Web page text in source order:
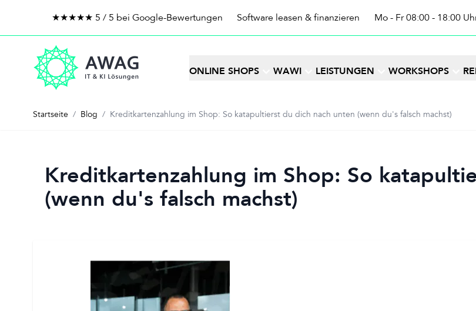
★★★★★ 5 / 5 bei Google-Bewertungen Software leasen & finanzieren Mo - Fr 08:00 - 18:00
Zum Inhalt springen
ONLINE SHOPS WAWI LEISTUNGEN WORKSHOPS
Startseite / Blog / Kreditkartenzahlung im Shop: So katapultierst du dich nach unten (wenn du's falsch machst)
Kreditkartenzahlung im Shop: So
(wenn du's falsch machst)